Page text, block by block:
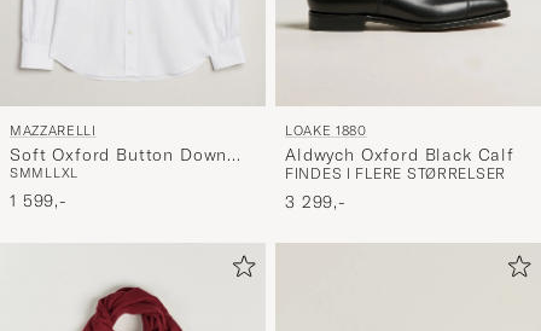
MAZZARELLI
Soft Oxford Button Down
Shirt White
SMM LLXL
1 599,-
LOAKE 1880
Aldwych Oxford Black Calf
FINDES I FLERE STØRRELSER
3 299,-